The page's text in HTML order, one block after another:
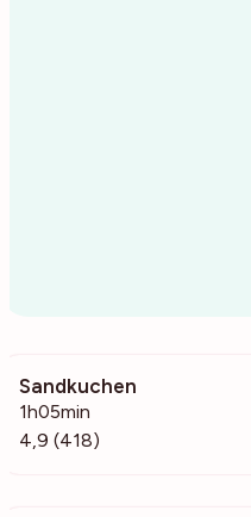
Sandkuchen
1h05min
4,9 (418)